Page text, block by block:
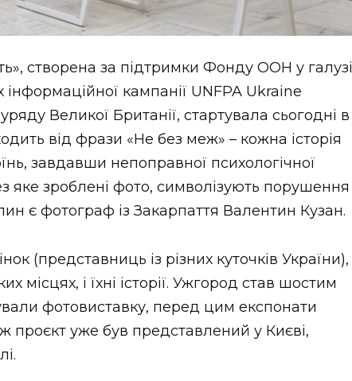
створена за підтримки Фонду ООН у галузі
кампанії UNFPA Ukraine
Великої Британії, стартувала сьогодні в
від фрази «Не без меж» – кожна історія
завдавши непоправної психологічної
яке зроблені фото, символізують порушення
є фотограф із Закарпаття Валентин Кузан.
(представниць із різних куточків України),
місцях, і їхні історії. Ужгород став шостим
фотовиставку, перед цим експонати
проєкт уже був представлений у Києві,